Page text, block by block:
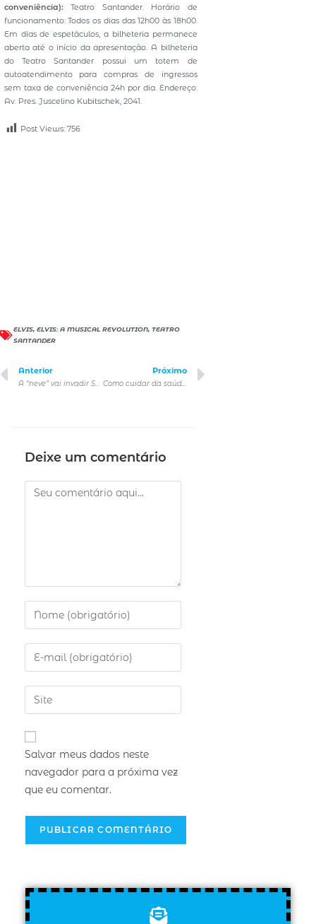
conveniência): Teatro Santander. Horário de
funcionamento: Todos os dias das 12h00 às 18h00.
Em dias de espetáculos, a bilheteria permanece
aberta até o início da apresentação. A bilheteria
do Teatro Santander possui um totem de
autoatendimento para compras de ingressos
sem taxa de conveniência 24h por dia. Endereço:
Av. Pres. Juscelino Kubitschek, 2041.
Post Views: 756
ELVIS, ELVIS: A MUSICAL REVOLUTION, TEATRO
SANTANDER
Anterior Próximo
Como cuidar da saúde dos pets nas baixas temperaturas
Deixe um comentário
Salvar meus dados neste
navegador para a próxima vez
que eu comentar.